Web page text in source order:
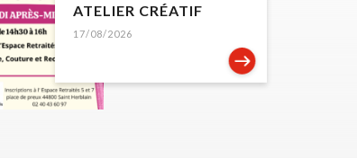
17/08/2026
ATELIER CRÉATIF